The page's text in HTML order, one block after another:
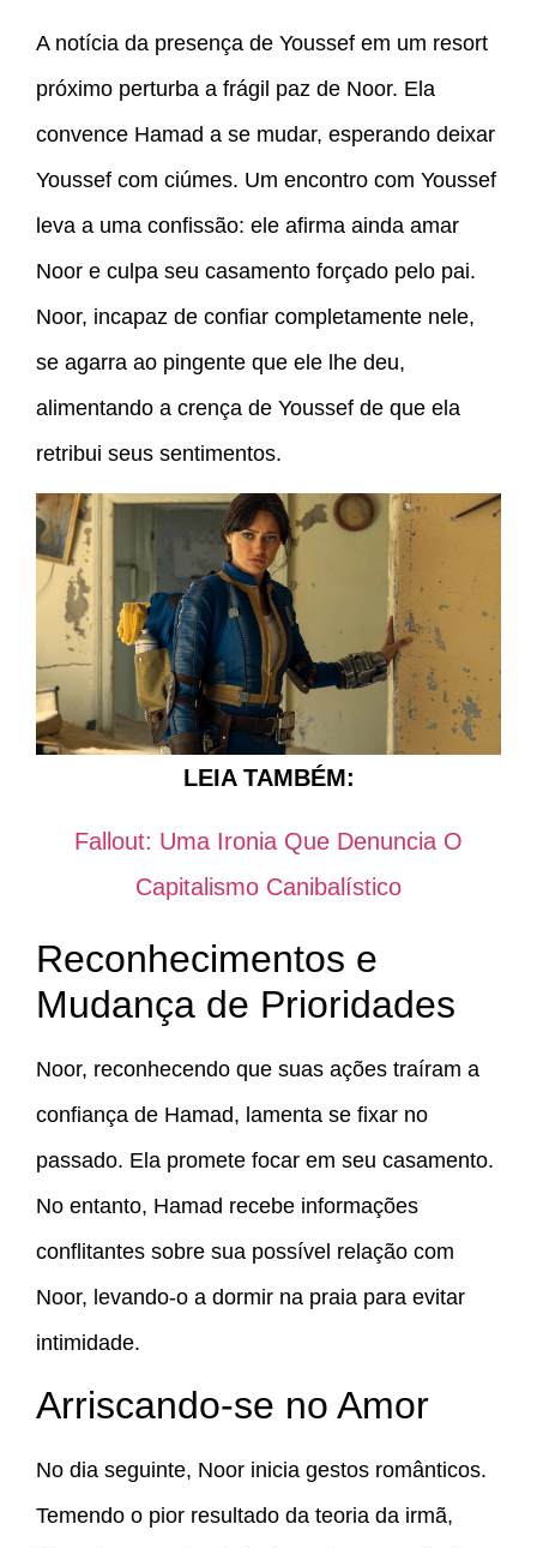
A notícia da presença de Youssef em um resort
próximo perturba a frágil paz de Noor. Ela
convence Hamad a se mudar, esperando deixar
Youssef com ciúmes. Um encontro com Youssef
leva a uma confissão: ele afirma ainda amar
Noor e culpa seu casamento forçado pelo pai.
Noor, incapaz de confiar completamente nele,
se agarra ao pingente que ele lhe deu,
alimentando a crença de Youssef de que ela
retribui seus sentimentos.
LEIA TAMBÉM:
Fallout: Uma Ironia Que Denuncia O
Capitalismo Canibalístico
Reconhecimentos e
Mudança de Prioridades
Noor, reconhecendo que suas ações traíram a
confiança de Hamad, lamenta se fixar no
passado. Ela promete focar em seu casamento.
No entanto, Hamad recebe informações
conflitantes sobre sua possível relação com
Noor, levando-o a dormir na praia para evitar
intimidade.
Arriscando-se no Amor
No dia seguinte, Noor inicia gestos românticos.
Temendo o pior resultado da teoria da irmã,